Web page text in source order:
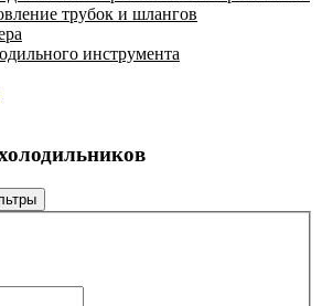
трубок и шлангов
инструмента